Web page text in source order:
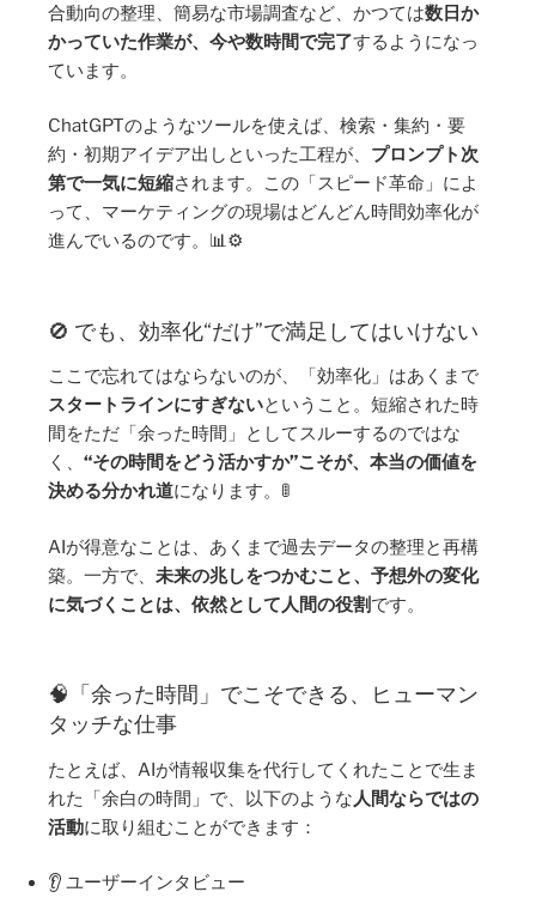
合動向の整理、簡易な市場調査など、かつては数日か
かっていた作業が、今や数時間で完了するようになっ
ています。
ChatGPTのようなツールを使えば、検索・集約・要
約・初期アイデア出しといった工程が、 プロンプト次
第で一気に短縮されます。この「スピード革命」によ
って、マーケティングの現場はどんどん時間効率化が
進んでいるのです。📊⚙️
🚫 でも、効率化“だけ”で満足してはいけない
ここで忘れてはならないのが、「効率化」はあくまで
スタートラインにすぎないということ。短縮された時
間をただ「余った時間」としてスルーするのではな
く、 “その時間をどう活かすか”こそが、本当の価値を
決める分かれ道になります。🚦
AIが得意なことは、あくまで過去データの整理と再構
築。一方で、 未来の兆しをつかむこと、予想外の変化
に気づくことは、依然として人間の役割です。
🧠「余った時間」でこそできる、ヒューマン
タッチな仕事
たとえば、AIが情報収集を代行してくれたことで生ま
れた「余白の時間」で、以下のような人間ならではの
活動に取り組むことができます：
👂 ユーザーインタビュー